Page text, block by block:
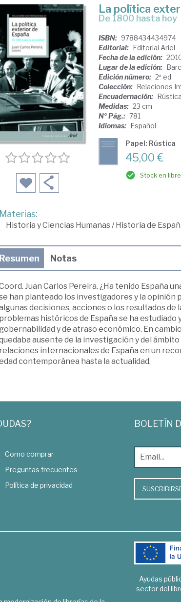
La política
de 1800 hasta hoy
ISBN: 9788434434974
Editorial: Editorial Ariel
Fecha de la edición:
Lugar de la edición:
Edición número: 2ª ed
Colección: Relaciones
Encuadernación: Rústica
Medidas: 23 cm
Nº Pág.: 781
Idiomas: Español
Papel: Rústica
45,00 €
Stock en
Materias:
Historia y Ciencias Humanas/Historia de
Resumen Notas
Juan Carlos Pereira. ¿Ha tenido España
han planteado los investigadores y la
decisiones, acciones o los resultados de
problemas históricos de España se ha estudiado
gobernabilidad y de atraso económico. En
ausente de la investigación y del
relaciones internacionales de España en un
contemporánea hasta la actualidad.
Como comprar
Preguntas frecuentes
Política de privacidad
BOLETÍN
Ayudas
sector del